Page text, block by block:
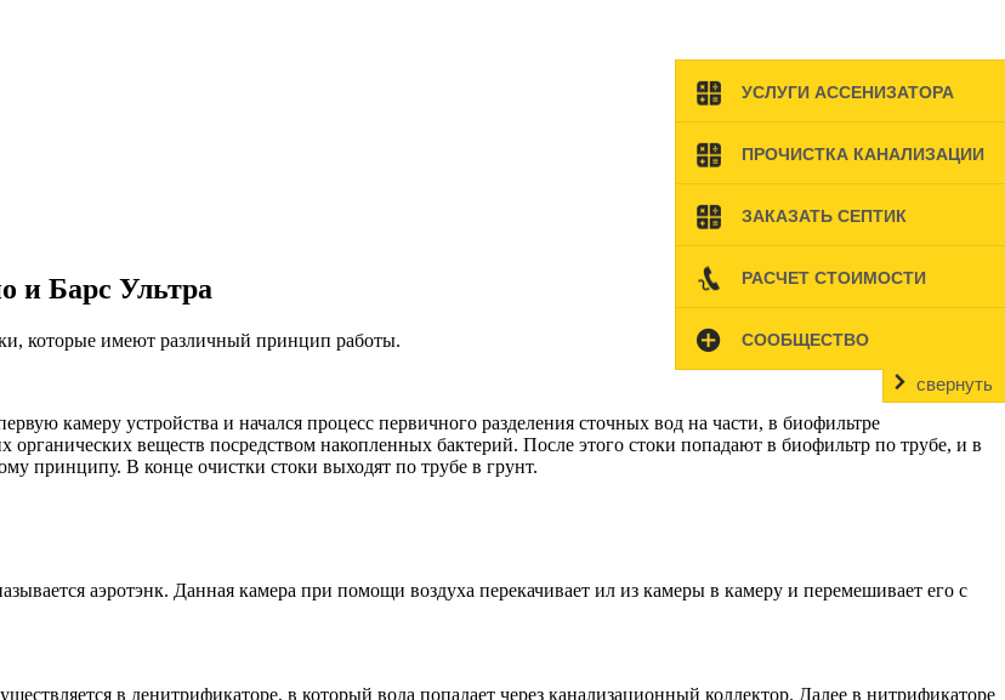
УСЛУГИ АССЕНИЗАТОРА
ПРОЧИСТКА КАНАЛИЗАЦИИ
ЗАКАЗАТЬ СЕПТИК
РАСЧЕТ СТОИМОСТИ
СООБЩЕСТВО
свернуть
и Барс Ультра
которые имеют различный принцип работы.
камеру устройства и начался процесс первичного разделения сточных вод на части, в биофильтре
органических веществ посредством накопленных бактерий. После этого стоки попадают в биофильтр по трубе, и в
принципу. В конце очистки стоки выходят по трубе в грунт.
аэротэнк. Данная камера при помощи воздуха перекачивает ил из камеры в камеру и перемешивает его с
в денитрификаторе, в который вода попадает через канализационный коллектор. Далее в нитрификаторе